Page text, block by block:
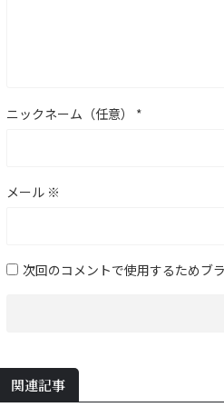
ニックネーム（任意） *
メール ※
次回のコメントで使用するためブ
関連記事